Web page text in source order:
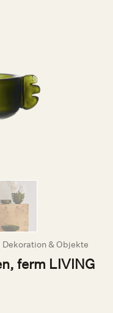
Dekoration & Objekte
ferm LIVING